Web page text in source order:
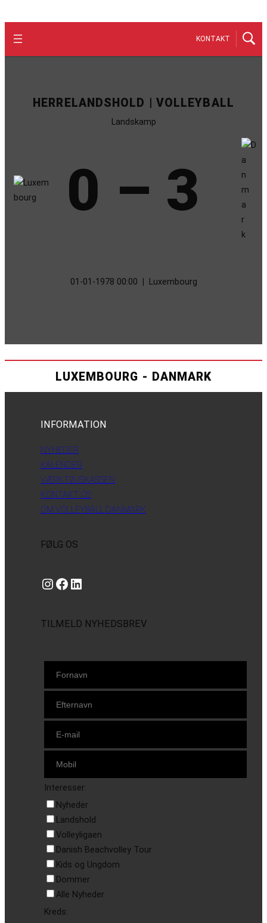
KONTAKT
HERRELANDSHOLD | VOLLEYBALL
Landskamp
0 – 3
01-01-1978 00:00 Luxembourg
LUXEMBOURG - DANMARK
INFORMATION
NYHEDER
KALENDER
VÆRKTØJSKASSEN
KONTAKT OS
OM VOLLEYBALL DANMARK
FØLG OS
Instagram https://www.facebook.com/danishbeachvolleytour LinkedIn
TILMELD NYHEDSBREV
Interesser:
Nyheder
Landshold
Volleyligaen
Danish Beachvolley Tour
Kids og Ungdom
Dommer
Alle Nyheder
Kreds: